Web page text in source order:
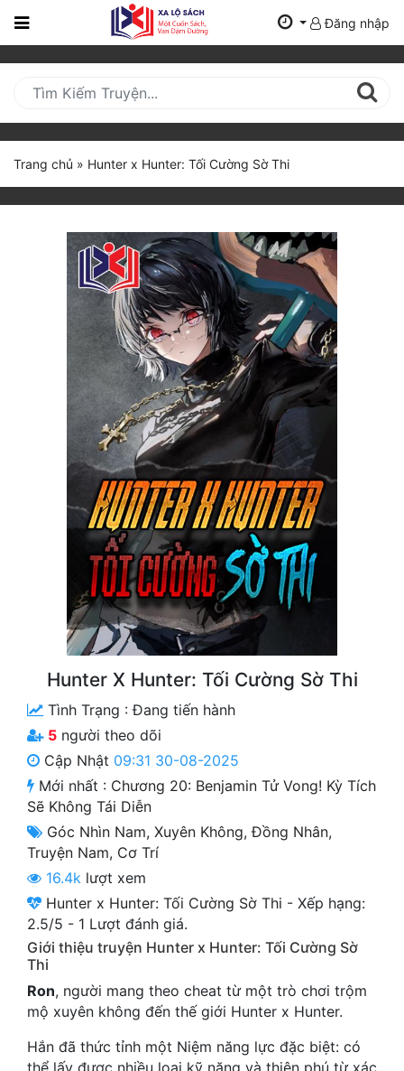
Trang
Mới
Cập
Nhật
(current)
Truyện Mới Ra
Truyện Convert
Truyện Nhập Môn
Truyện ngắn
Cung Đấu
Cổ Tiên Hiệp
Cổ Đại
Du Hí
Dã Sử
Dị Giới
Dị Năng
Gia Đấu
Góc Nhìn Nam
Đăng nhập
Trang chủ » Hunter x Hunter: Tối Cường Sờ Thi
Hunter X Hunter: Tối Cường Sờ Thi
Tình Trạng :Đang tiến hành
5 người theo dõi
Cập Nhật 09:31 30-08-2025
Mới nhất : Chương 20: Benjamin Tử Vong! Kỳ Tích
Sẽ Không Tái Diễn
Góc Nhìn Nam, Xuyên Không,Đồng Nhân,
Truyện Nam, Cơ Trí
16.4k lượt xem
Hunter x Hunter: Tối Cường Sờ Thi - Xếp hạng:
2.5/5 - 1 Lượt đánh giá.
Giới thiệu truyện Hunter x Hunter: Tối Cường Sờ
Thi
Ron, người mang theo cheat từ một trò chơi trộm
mộ xuyên không đến thế giới Hunter x Hunter.
Hắn đã thức tỉnh một Niệm năng lực đặc biệt: có